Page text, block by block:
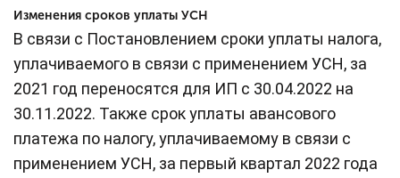
Изменения сроков уплаты УСН
В связи с Постановлением сроки уплаты налога,
уплачиваемого в связи с применением УСН, за
2021 год переносятся для ИП с 30.04.2022 на
30.11.2022. Также срок уплаты авансового
платежа по налогу, уплачиваемому в связи с
применением УСН, за первый квартал 2022 года